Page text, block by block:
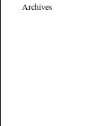
Archives